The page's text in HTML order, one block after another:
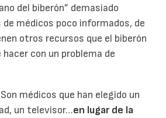
del biberón” demasiado
médicos poco informados, de
otros recursos que el biberón
hacer con un problema de
médicos que han elegido un
un televisor…en lugar de la